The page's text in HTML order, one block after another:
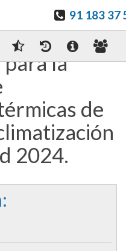
91 183 37
la
de
2024.